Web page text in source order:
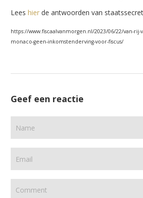
Leeshier de antwoorden van
https://www.fiscaalvanmorgen.nl/2023/06/22/van-
monaco-geen-inkomstenderving-voor-fiscus/
Geef een reactie